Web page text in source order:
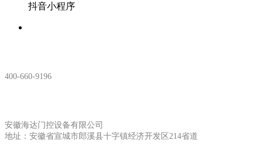
抖音小程序
400-660-9196
安徽海达门控设备有限公司
地址：安徽省宣城市郎溪县十字镇经济开发区214省道